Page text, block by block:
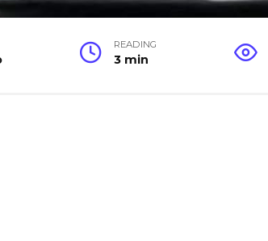
READING
3 min